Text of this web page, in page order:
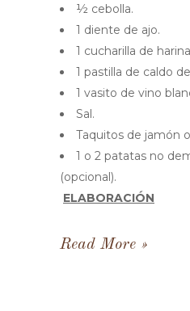
½ cebolla.
1 diente de ajo.
1 cucharilla de
1 pastilla de caldo
1 vasito de vino
Sal.
Taquitos de jamón
1 o 2 patatas no
(opcional).
ELABORACIÓN
Read More